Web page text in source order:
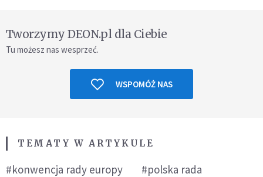
Tworzymy DEON.pl dla Ciebie
Tu możesz nas wesprzeć.
WSPOMÓŻ NAS
TEMATY W ARTYKULE
#konwencja rady europy
#polska rada